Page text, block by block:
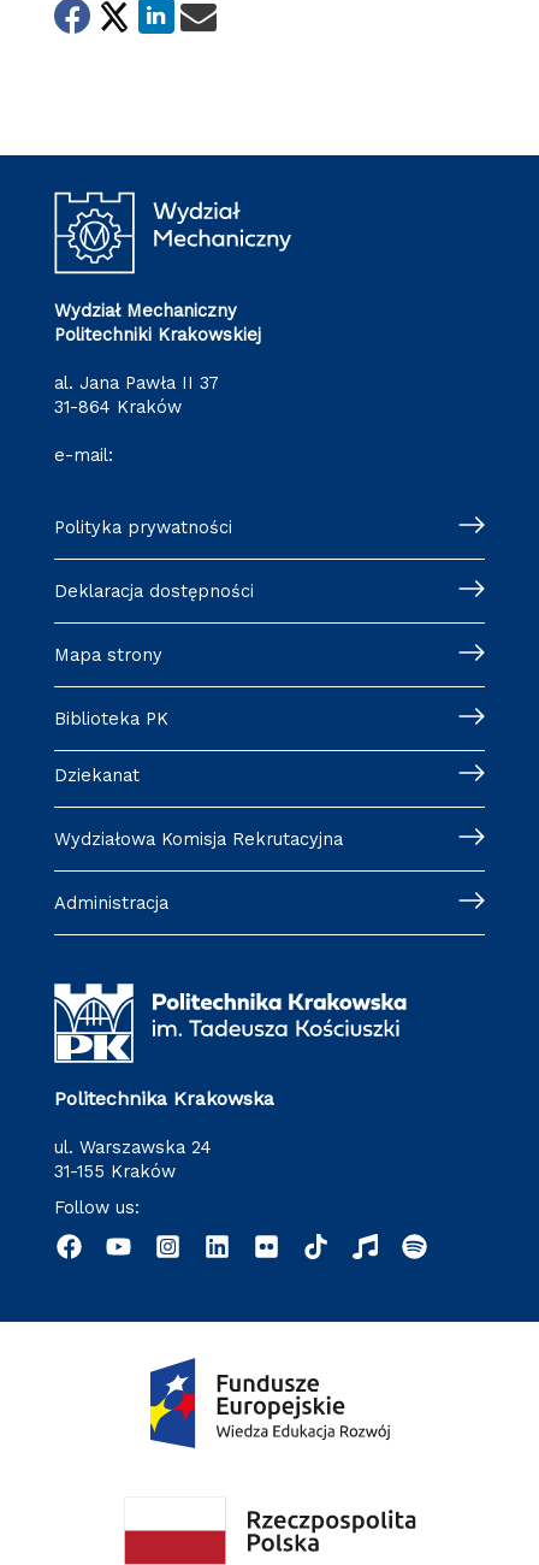
Wydział Mechaniczny
Politechniki Krakowskiej
al. Jana Pawła II 37
31-864 Kraków
e-mail:
Polityka prywatności
Deklaracja dostępności
Mapa strony
Biblioteka PK
Dziekanat
Wydziałowa Komisja Rekrutacyjna
Administracja
Politechnika Krakowska
ul. Warszawska 24
31-155 Kraków
Follow us: